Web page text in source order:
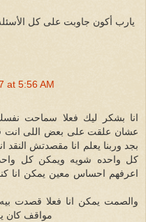
يارب أكون جاوبت على كل
at 5:56 AM
انا بشكر ليك فعلا سماحت
عشان علقت على بعض اللى انت
بجد وربنا يعلم انا مقصدتش
كل واحده شويه ويمكن كل
اعرفهم احساس معين يمكن انا
والصمت يمكن انا فعلا قصدت
مواقف كان